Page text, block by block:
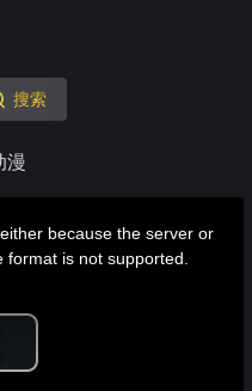
漫
搜索
because the server or
is not supported.